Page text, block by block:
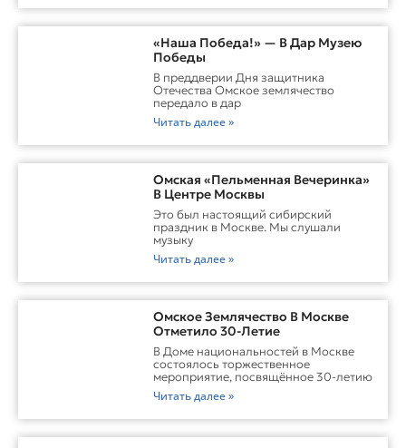
«Наша Победа!» — В Дар Музею
Победы
В преддверии Дня защитника
Отечества Омское землячество
передало в дар
Читать далее »
Омская «Пельменная Вечеринка»
В Центре Москвы
Это был настоящий сибирский
праздник в Москве. Мы слушали
музыку
Читать далее »
Омское Землячество В Москве
Отметило 30-Летие
В Доме национальностей в Москве
состоялось торжественное
мероприятие, посвящённое 30-летию
Читать далее »